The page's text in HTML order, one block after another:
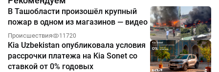
В Ташобласти произошёл крупный
пожар в одном из магазинов — видео
Происшествия 11720
Kia Uzbekistan опубликовала условия
рассрочки платежа на Kia Sonet со
ставкой от 0% годовых